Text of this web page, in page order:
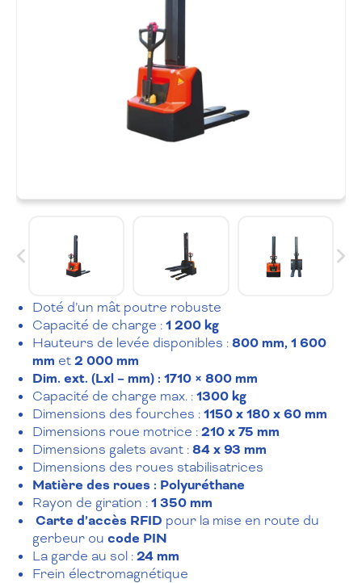
Doté d’un mât poutre robuste
Capacité de charge :1 200 kg
Hauteurs de levée disponibles :800 mm, 1 600
mm et2 000 mm
Dim. ext. (Lxl – mm) : 1710 × 800 mm
Capacité de charge max. :1300 kg
Dimensions des fourches :1150 x 180 x 60 mm
Dimensions roue motrice :210 x 75 mm
Dimensions galets avant :84 x 93 mm
Dimensions des roues stabilisatrices
Matière des roues : Polyuréthane
Rayon de giration :1 350 mm
Carte d’accès RFID pour la mise en route du
gerbeur ou code PIN
La garde au sol :24 mm
Frein électromagnétique